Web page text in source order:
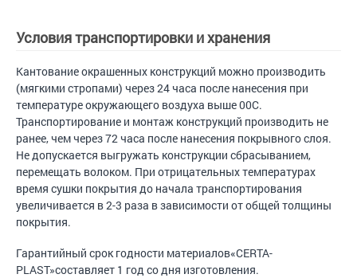
Условия транспортировки и хранения
Кантование окрашенных конструкций можно производить
(мягкими стропами) через 24 часа после нанесения при
температуре окружающего воздуха выше 00С.
Транспортирование и монтаж конструкций производить не
ранее, чем через 72 часа после нанесения покрывного слоя.
Не допускается выгружать конструкции сбрасыванием,
перемещать волоком. При отрицательных температурах
время сушки покрытия до начала транспортирования
увеличивается в 2-3 раза в зависимости от общей толщины
покрытия.
Гарантийный срок годности материалов«CERTA-
PLAST»составляет 1 год со дня изготовления.